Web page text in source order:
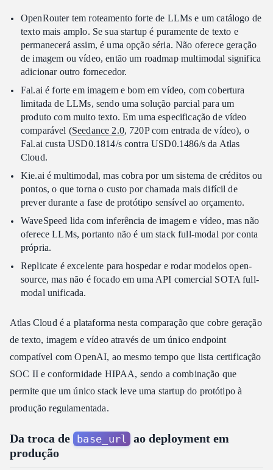
OpenRouter tem roteamento forte de LLMs e um catálogo de
texto mais amplo. Se sua startup é puramente de texto e
permanecerá assim, é uma opção séria. Não oferece geração
de imagem ou vídeo, então um roadmap multimodal significa
adicionar outro fornecedor.
Fal.ai é forte em imagem e bom em vídeo, com cobertura
limitada de LLMs, sendo uma solução parcial para um
produto com muito texto. Em uma especificação de vídeo
comparável (Seedance 2.0, 720P com entrada de vídeo), o
Fal.ai custa USD0.1814/s contra USD0.1486/s da Atlas
Cloud.
Kie.ai é multimodal, mas cobra por um sistema de créditos ou
pontos, o que torna o custo por chamada mais difícil de
prever durante a fase de protótipo sensível ao orçamento.
WaveSpeed lida com inferência de imagem e vídeo, mas não
oferece LLMs, portanto não é um stack full-modal por conta
própria.
Replicate é excelente para hospedar e rodar modelos open-
source, mas não é focado em uma API comercial SOTA full-
modal unificada.
Atlas Cloud é a plataforma nesta comparação que cobre geração
de texto, imagem e vídeo através de um único endpoint
compatível com OpenAI, ao mesmo tempo que lista certificação
SOC II e conformidade HIPAA, sendo a combinação que
permite que um único stack leve uma startup do protótipo à
produção regulamentada.
Da troca de base_url
ao deployment em
produção